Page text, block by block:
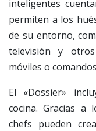
inteligentes
permiten a los
de su entorno,
televisión y otros
móviles o
El «Dossier»
cocina. Gracias a
chefs pueden